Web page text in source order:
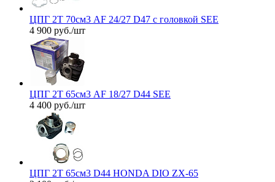
ЦПГ 2T 70см3 AF 24/27 D47 с головкой SEE
4 900 руб./шт
ЦПГ 2T 65см3 AF 18/27 D44 SEE
4 400 руб./шт
ЦПГ 2T 65см3 D44 HONDA DIO ZX-65